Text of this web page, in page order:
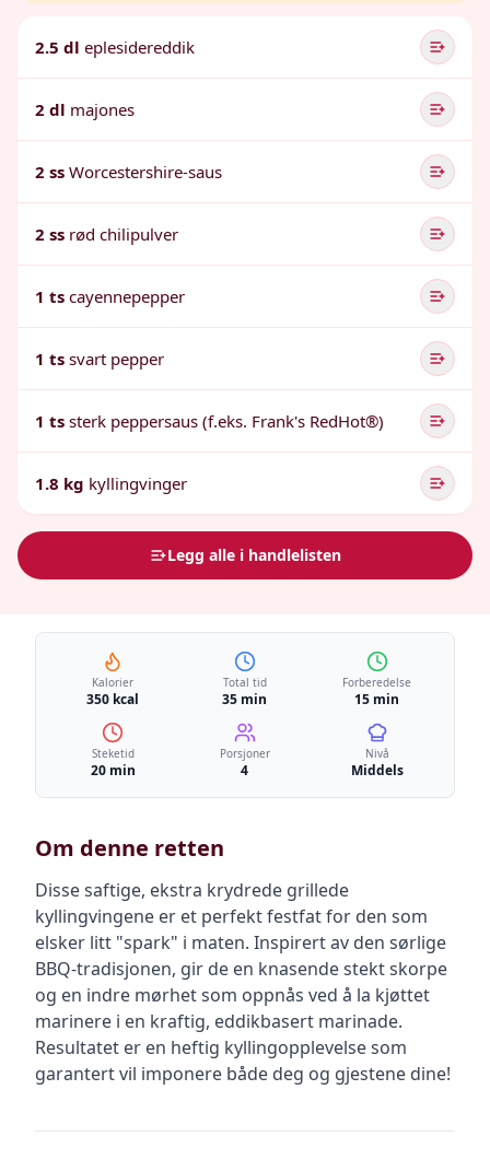
2.5 dl eplesidereddik
2 dl majones
2 ss Worcestershire-saus
2 ss rød chilipulver
1 ts cayennepepper
1 ts svart pepper
1 ts sterk peppersaus (f.eks. Frank's RedHot®)
1.8 kg kyllingvinger
Legg alle i handlelisten
Kalorier
350 kcal
Total tid
35 min
Forberedelse
15 min
Steketid
20 min
Porsjoner
4
Nivå
Middels
Om denne retten
Disse saftige, ekstra krydrede grillede
kyllingvingene er et perfekt festfat for den som
elsker litt "spark" i maten. Inspirert av den sørlige
BBQ-tradisjonen, gir de en knasende stekt skorpe
og en indre mørhet som oppnås ved å la kjøttet
marinere i en kraftig, eddikbasert marinade.
Resultatet er en heftig kyllingopplevelse som
garantert vil imponere både deg og gjestene dine!